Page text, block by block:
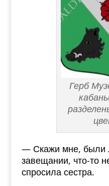
Герб
— Скажи мне, были
завещании, что-то
спросила сестра.